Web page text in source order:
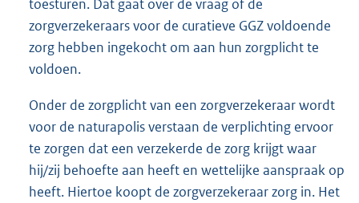
toesturen. Dat gaat over de vraag of de
zorgverzekeraars voor de curatieve GGZ voldoende
zorg hebben ingekocht om aan hun zorgplicht te
voldoen.
Onder de zorgplicht van een zorgverzekeraar wordt
voor de naturapolis verstaan de verplichting ervoor
te zorgen dat een verzekerde de zorg krijgt waar
hij/zij behoefte aan heeft en wettelijke aanspraak op
heeft. Hiertoe koopt de zorgverzekeraar zorg in. Het